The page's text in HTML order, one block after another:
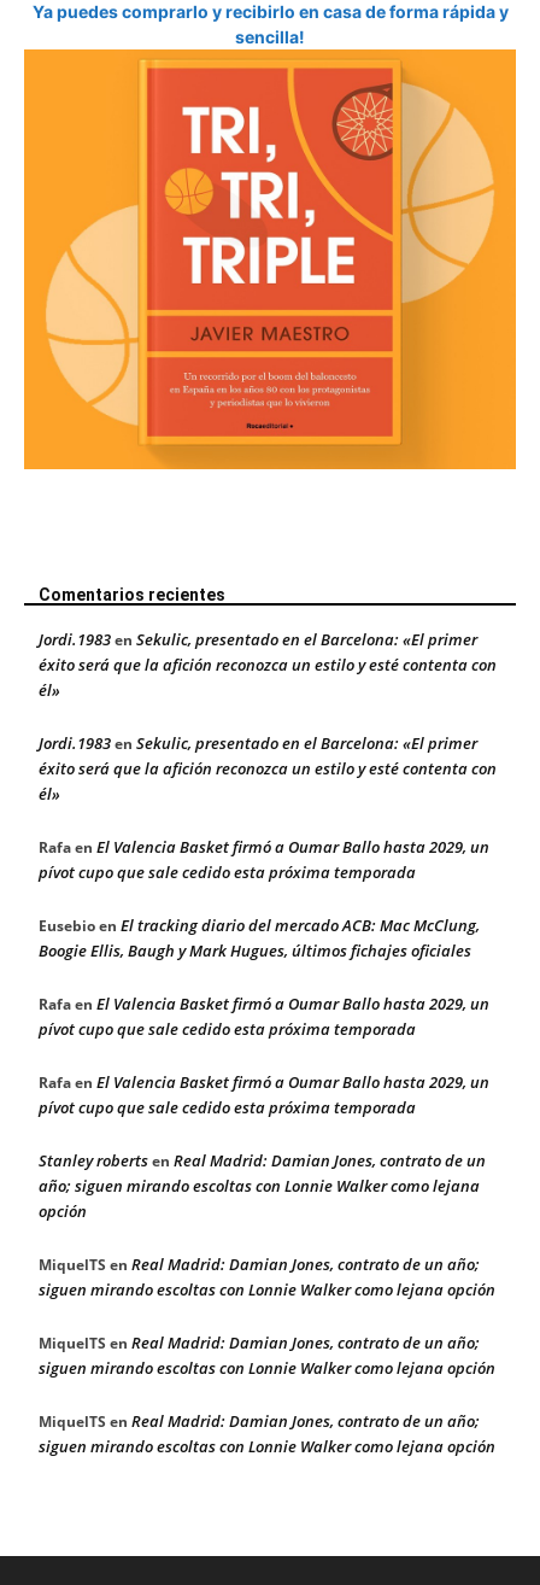
Ya puedes comprarlo y recibirlo en casa de forma rápida y
sencilla!
Comentarios recientes
Jordi.1983en Sekulic, presentado en el Barcelona: «El primer
éxito será que la afición reconozca un estilo y esté contenta con
él»
Jordi.1983en Sekulic, presentado en el Barcelona: «El primer
éxito será que la afición reconozca un estilo y esté contenta con
él»
Rafaen El Valencia Basket firmó a Oumar Ballo hasta 2029, un
pívot cupo que sale cedido esta próxima temporada
Eusebioen El tracking diario del mercado ACB: Mac McClung,
Boogie Ellis, Baugh y Mark Hugues, últimos fichajes oficiales
Rafaen El Valencia Basket firmó a Oumar Ballo hasta 2029, un
pívot cupo que sale cedido esta próxima temporada
Rafaen El Valencia Basket firmó a Oumar Ballo hasta 2029, un
pívot cupo que sale cedido esta próxima temporada
Stanley robertsen Real Madrid: Damian Jones, contrato de un
año; siguen mirando escoltas con Lonnie Walker como lejana
opción
MiquelTS en Real Madrid: Damian Jones, contrato de un año;
siguen mirando escoltas con Lonnie Walker como lejana opción
MiquelTS en Real Madrid: Damian Jones, contrato de un año;
siguen mirando escoltas con Lonnie Walker como lejana opción
MiquelTS en Real Madrid: Damian Jones, contrato de un año;
siguen mirando escoltas con Lonnie Walker como lejana opción